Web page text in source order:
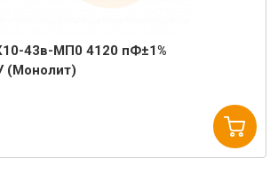
43в-МП0 4120 пФ±1%
(Монолит)